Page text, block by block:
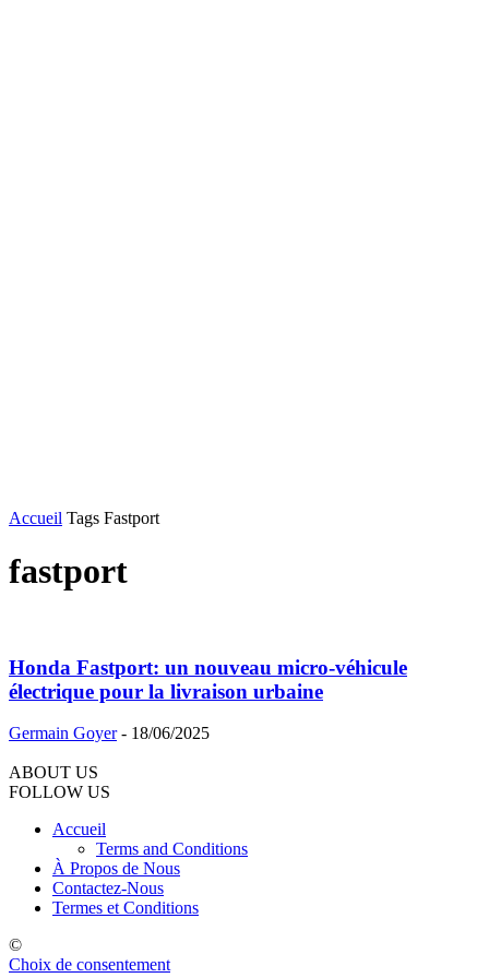
Accueil Tags Fastport
fastport
Honda Fastport: un nouveau micro-véhicule
électrique pour la livraison urbaine
Germain Goyer - 18/06/2025
ABOUT US
FOLLOW US
Accueil
Terms and Conditions
À Propos de Nous
Contactez-Nous
Termes et Conditions
©
Choix de consentement